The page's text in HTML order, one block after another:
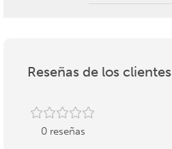
Reseñas de los clientes
0 reseñas